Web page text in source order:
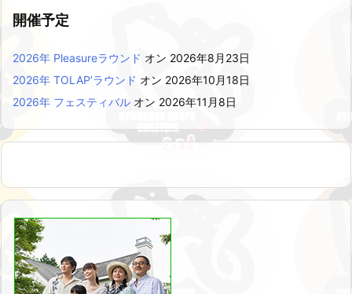
開催予定
2026年 Pleasureラウンド オン 2026年8月23日
2026年 TOLAP’ラウンド オン 2026年10月18日
2026年 フェスティバル オン 2026年11月8日